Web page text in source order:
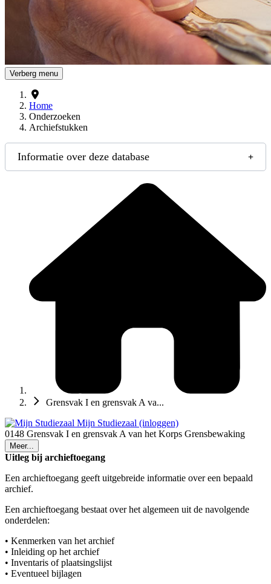
Verberg menu
Home
Onderzoeken
Archiefstukken
Informatie over deze database
Grensvak I en grensvak A va...
Mijn Studiezaal (inloggen)
0148 Grensvak I en grensvak A van het Korps Grensbewaking
Meer...
Uitleg bij archieftoegang
Een archieftoegang geeft uitgebreide informatie over een bepaald
archief.
Een archieftoegang bestaat over het algemeen uit de navolgende
onderdelen:
• Kenmerken van het archief
• Inleiding op het archief
• Inventaris of plaatsingslijst
• Eventueel bijlagen